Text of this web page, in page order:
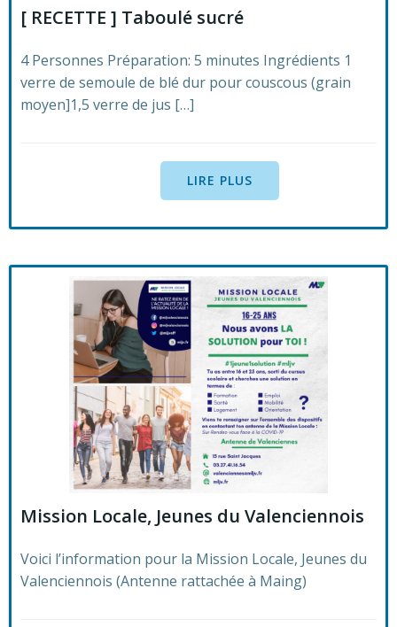
[ RECETTE ] Taboulé sucré
4 Personnes Préparation: 5 minutes Ingrédients 1
verre de semoule de blé dur pour couscous (grain
moyen]1,5 verre de jus […]
LIRE PLUS
Mission Locale, Jeunes du Valenciennois
Voici l’information pour la Mission Locale, Jeunes du
Valenciennois (Antenne rattachée à Maing)